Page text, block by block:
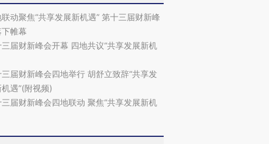
联动聚焦“共享发展新机遇” 第十三届财新峰
帷幕
届财新峰会开幕 四地共议“共享发展新机
届财新峰会四地举行 胡舒立致辞“共享发
机遇”(附视频)
届财新峰会四地联动 聚焦“共享发展新机